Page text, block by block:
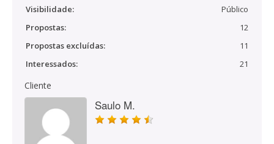
Visibilidade:
Público
Propostas:
12
Propostas excluídas:
11
Interessados:
21
Cliente
Saulo M.